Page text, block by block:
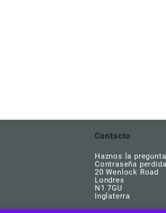
Contacto
Haznos la pregunta
Contraseña perdida
20 Wenlock Road
Londres
N1 7GU
Inglaterra